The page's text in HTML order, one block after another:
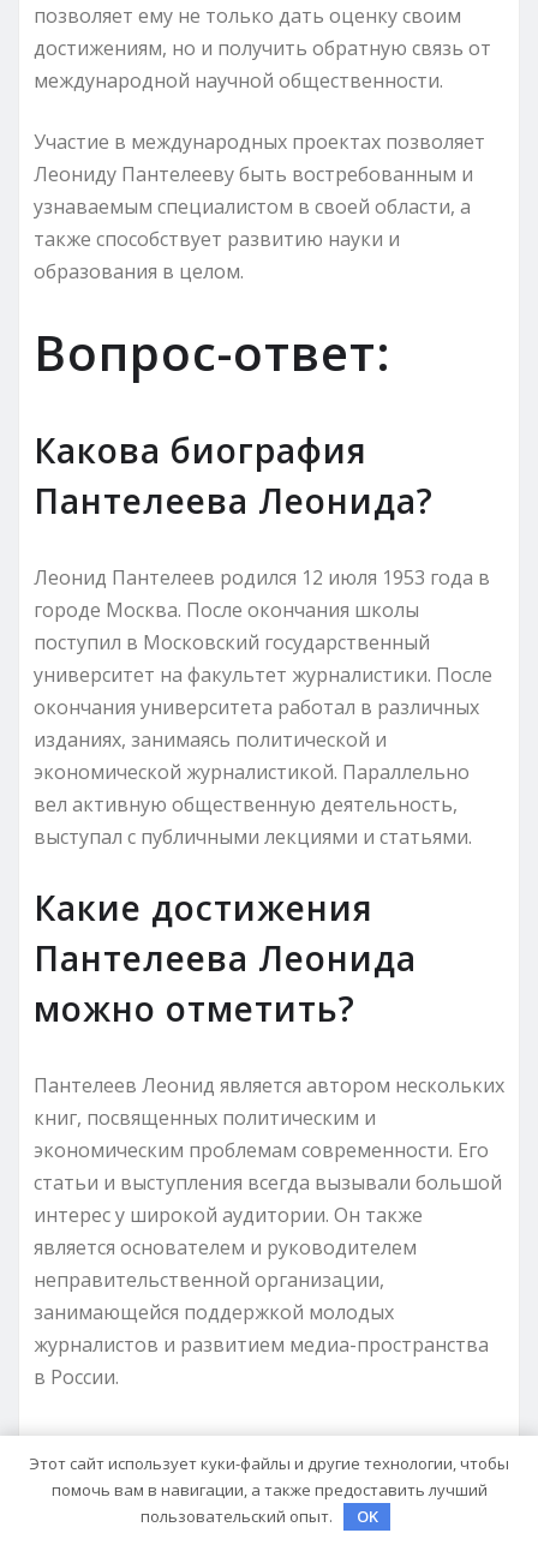
позволяет ему не только дать оценку своим
достижениям, но и получить обратную связь от
международной научной общественности.
Участие в международных проектах позволяет
Леониду Пантелееву быть востребованным и
узнаваемым специалистом в своей области, а
также способствует развитию науки и
образования в целом.
Вопрос-ответ:
Какова биография
Пантелеева Леонида?
Леонид Пантелеев родился 12 июля 1953 года в
городе Москва. После окончания школы
поступил в Московский государственный
университет на факультет журналистики. После
окончания университета работал в различных
изданиях, занимаясь политической и
экономической журналистикой. Параллельно
вел активную общественную деятельность,
выступал с публичными лекциями и статьями.
Какие достижения
Пантелеева Леонида
можно отметить?
Пантелеев Леонид является автором нескольких
книг, посвященных политическим и
экономическим проблемам современности. Его
статьи и выступления всегда вызывали большой
интерес у широкой аудитории. Он также
является основателем и руководителем
неправительственной организации,
занимающейся поддержкой молодых
журналистов и развитием медиа-пространства
в России.
Какие темы освещает
Пантелеев Леонид в
Этот сайт использует куки-файлы и другие технологии, чтобы
помочь вам в навигации, а также предоставить лучший
пользовательский опыт.
OK